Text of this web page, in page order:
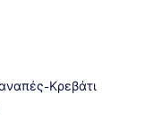
Κρεβάτι